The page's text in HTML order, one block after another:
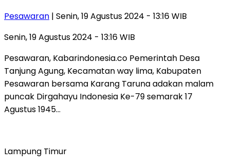
Pesawaran | Senin, 19 Agustus 2024 - 13:16 WIB
Senin, 19 Agustus 2024 - 13:16 WIB
Pesawaran, Kabarindonesia.co Pemerintah Desa
Tanjung Agung, Kecamatan way lima, Kabupaten
Pesawaran bersama Karang Taruna adakan malam
puncak Dirgahayu Indonesia Ke-79 semarak 17
Agustus 1945…
Lampung Timur